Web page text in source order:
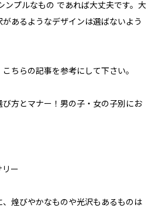
ンプルなもの であれば大丈夫です。大
あるようなデザインは選ばないよう
ちらの記事を参考にして下さい。
び方とマナー！男の子・女の子別にお
リー
煌びやかなものや光沢もあるものは